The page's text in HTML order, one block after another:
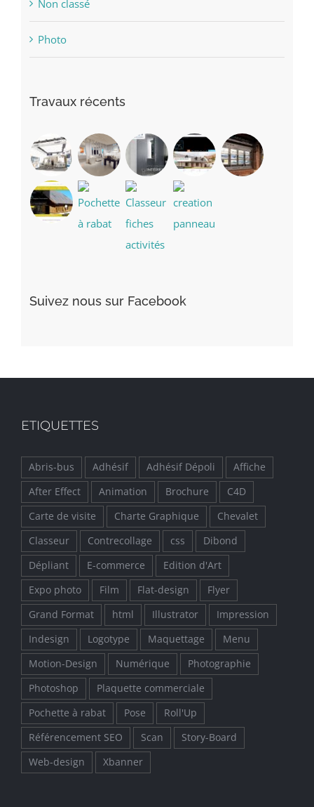
Non classé
Photo
Travaux récents
Suivez nous sur Facebook
ETIQUETTES
Abris-bus Adhésif Adhésif Dépoli
Affiche
After Effect
Animation Brochure
C4D
Carte de visite
Charte Graphique
Chevalet
Classeur
Contrecollage css
Dibond
Dépliant
E-commerce
Edition d'Art
Expo photo
Film Flat-design
Flyer
Grand Format
html Illustrator
Impression
Indesign
Logotype Maquettage
Menu
Motion-Design
Numérique
Photographie
Photoshop
Plaquette commerciale
Pochette à rabat
Pose
Roll'Up
Référencement SEO
Scan
Story-Board
Web-design
Xbanner